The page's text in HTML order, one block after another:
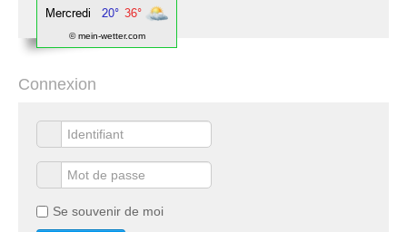
© mein-wetter.com
Connexion
Se souvenir de moi